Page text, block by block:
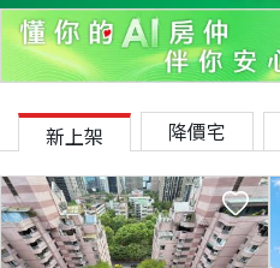
新上架 降價宅